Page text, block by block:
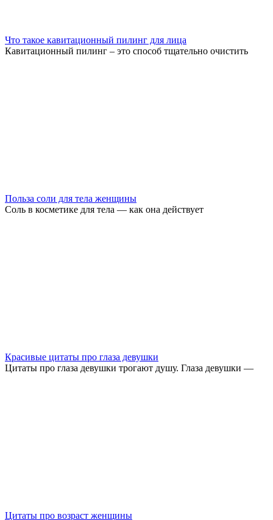
Что такое кавитационный пилинг для лица
Кавитационный пилинг – это способ тщательно очистить
Польза соли для тела женщины
Соль в косметике для тела — как она действует
Красивые цитаты про глаза девушки
Цитаты про глаза девушки трогают душу. Глаза девушки —
Цитаты про возраст женщины